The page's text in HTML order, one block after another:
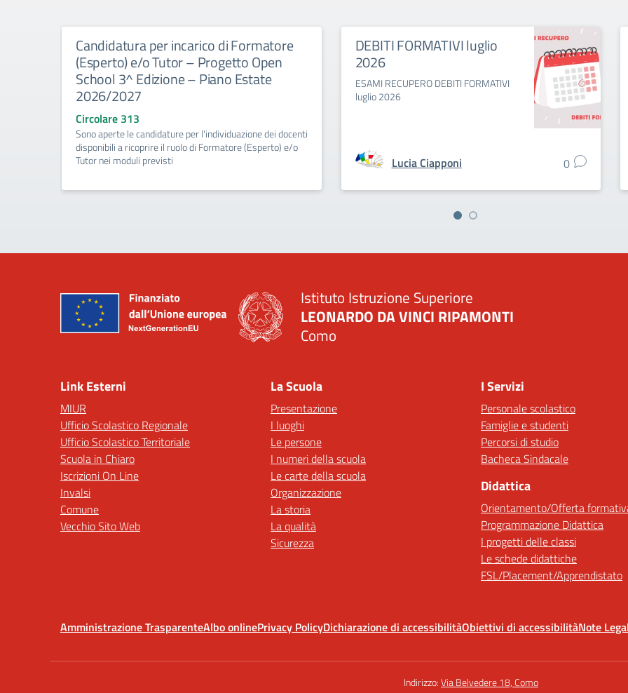
Candidatura per incarico di Formatore
(Esperto) e/o Tutor – Progetto Open
School 3^ Edizione – Piano Estate
2026/2027
Circolare 313
Sono aperte le candidature per l'individuazione dei docenti
disponibili a ricoprire il ruolo di Formatore (Esperto) e/o
Tutor nei moduli previsti
DEBITI FORMATIVI luglio
2026
ESAMI RECUPERO DEBITI FORMATIVI
luglio 2026
Lucia Ciapponi 0
Istituto Istruzione Superiore
LEONARDO DA VINCI RIPAMONTI
Como
Link Esterni
MIUR
Ufficio Scolastico Regionale
Ufficio Scolastico Territoriale
Scuola in Chiaro
Iscrizioni On Line
Invalsi
Comune
Vecchio Sito Web
La Scuola
Presentazione
I luoghi
Le persone
I numeri della scuola
Le carte della scuola
Organizzazione
La storia
La qualità
Sicurezza
I Servizi
Personale scolastico
Famiglie e studenti
Percorsi di studio
Bacheca Sindacale
Didattica
Orientamento/Offerta
Programmazione Didattica
I progetti delle classi
Le schede didattiche
FSL/Placement/Apprendistato
Amministrazione TrasparenteAlbo onlinePrivacy PolicyDichiarazione di accessibilitàObiettivi di accessibilitàNote
Indirizzo:Via Belvedere 18, Como